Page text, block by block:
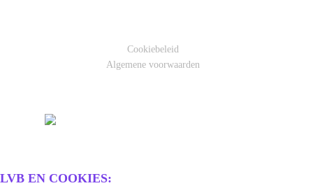
Cookiebeleid
Algemene voorwaarden
LVB EN COOKIES: